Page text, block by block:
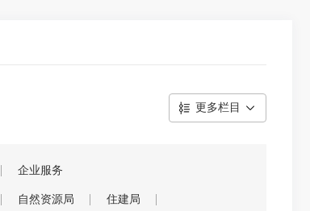
更多栏目
企业服务
自然资源局 住建局